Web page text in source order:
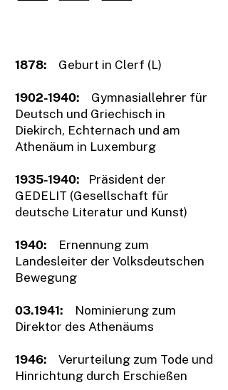
1878: Geburt in Clerf (L)
1902-1940: Gymnasiallehrer für
Deutsch und Griechisch in
Diekirch, Echternach und am
Athenäum in Luxemburg
1935-1940: Präsident der
GEDELIT (Gesellschaft für
deutsche Literatur und Kunst)
1940: Ernennung zum
Landesleiter der Volksdeutschen
Bewegung
03.1941: Nominierung zum
Direktor des Athenäums
1946: Verurteilung zum Tode und
Hinrichtung durch Erschießen